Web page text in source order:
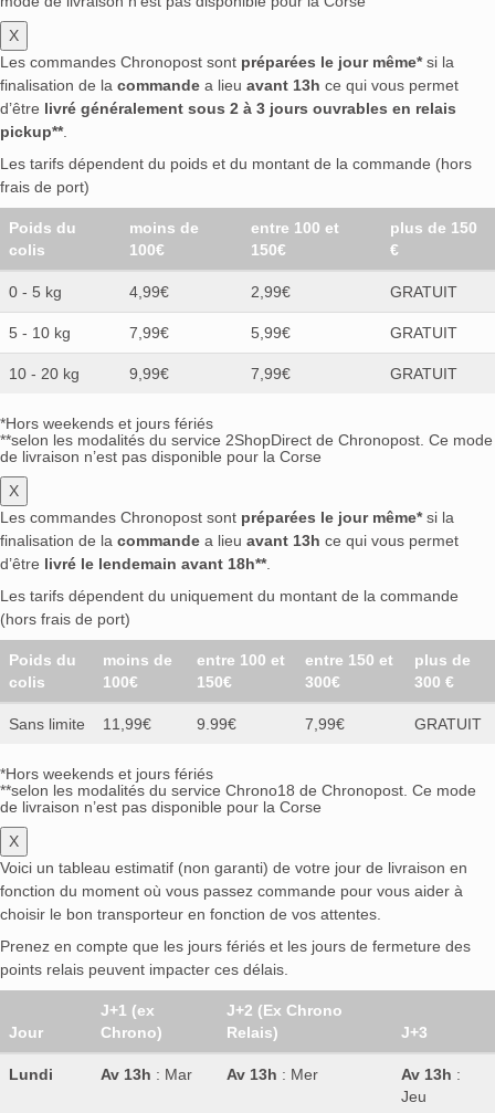
X
Les commandes Chronopost sont préparées le jour même*si la
finalisation de la commande a lieu avant 13h ce qui vous permet
d’être livré généralement sous 2 à 3 jours ouvrables en relais
pickup**.
Les tarifs dépendent du poids et du montant de la commande (hors
frais de port)
Poids du
colis
moins de
100€
entre 100 et
150€
plus de 150
€
0 - 5 kg 4,99€ 2,99€ GRATUIT
5 - 10 kg 7,99€ 5,99€ GRATUIT
10 - 20 kg 9,99€ 7,99€ GRATUIT
*Hors weekends et jours fériés
**selon les modalités du service 2ShopDirect de Chronopost. Ce mode
de livraison n’est pas disponible pour la Corse
X
Les commandes Chronopost sont préparées le jour même*si la
finalisation de la commande a lieu avant 13h ce qui vous permet
d’être livré le lendemain avant 18h**.
Les tarifs dépendent du uniquement du montant de la commande
(hors frais de port)
Poids du
colis
moins de
100€
entre 100 et
150€
entre 150 et
300€
plus de
300 €
Sans limite 11,99€ 9.99€ 7,99€ GRATUIT
*Hors weekends et jours fériés
**selon les modalités du service Chrono18 de Chronopost. Ce mode
de livraison n’est pas disponible pour la Corse
X
Voici un tableau estimatif (non garanti) de votre jour de livraison en
fonction du moment où vous passez commande pour vous aider à
choisir le bon transporteur en fonction de vos attentes.
Prenez en compte que les jours fériés et les jours de fermeture des
points relais peuvent impacter ces délais.
Jour
J+1 (ex
Chrono)
J+2 (Ex Chrono
Relais)
J+3
Lundi Av 13h : Mar Av 13h : Mer Av 13h :
Jeu